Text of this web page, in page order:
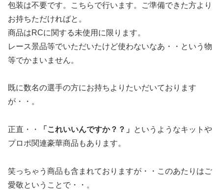
包装は不要です。こちらで行います。ご準備できた方より
お持ちただければと。
商品はRCに関する未使用に限ります。
レース景品等でいただいたけど使わないなあ・・という物
等でかまいません。
既に数名の選手の方にお持ちよりたいだいております
が・・。
正直・・ 「これいいんですか？？」
というようなキットや
プロポ関連豪華商品もあります。
笑っちゃう商品も含まれておりますが・・このあたりはご
愛敬ということで・・。